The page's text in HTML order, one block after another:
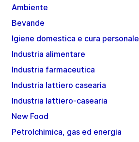
Ambiente
Bevande
Igiene domestica e cura personale
Industria alimentare
Industria farmaceutica
Industria lattiero casearia
Industria lattiero-casearia
New Food
Petrolchimica, gas ed energia